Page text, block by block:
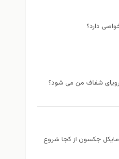
دارد؟
شفاف من می شود؟
جکسون از كجا شروع